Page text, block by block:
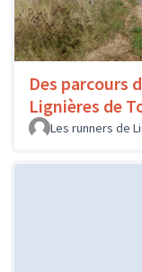
Des parcours
Lignières de
Les runners de